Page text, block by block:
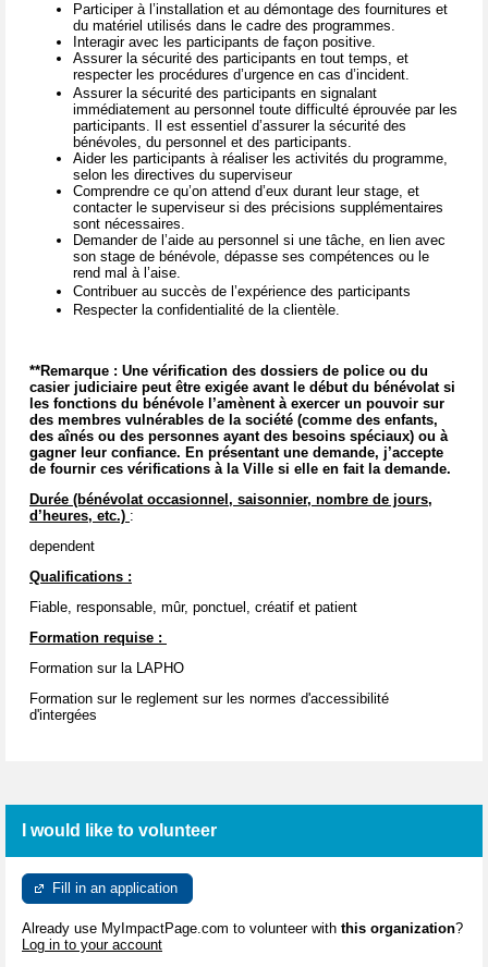
Participer à l’installation et au démontage des fournitures et
du matériel utilisés dans le cadre des programmes.
Interagir avec les participants de façon positive.
Assurer la sécurité des participants en tout temps, et
respecter les procédures d’urgence en cas d’incident.
Assurer la sécurité des participants en signalant
immédiatement au personnel toute difficulté éprouvée par les
participants. Il est essentiel d’assurer la sécurité des
bénévoles, du personnel et des participants.
Aider les participants à réaliser les activités du programme,
selon les directives du superviseur
Comprendre ce qu’on attend d’eux durant leur stage, et
contacter le superviseur si des précisions supplémentaires
sont nécessaires.
Demander de l’aide au personnel si une tâche, en lien avec
son stage de bénévole, dépasse ses compétences ou le
rend mal à l’aise.
Contribuer au succès de l’expérience des participants
Respecter la confidentialité de la clientèle.
**Remarque : Une vérification des dossiers de police ou du
casier judiciaire peut être exigée avant le début du bénévolat si
les fonctions du bénévole l’amènent à exercer un pouvoir sur
des membres vulnérables de la société (comme des enfants,
des aînés ou des personnes ayant des besoins spéciaux) ou à
gagner leur confiance. En présentant une demande, j’accepte
de fournir ces vérifications à la Ville si elle en fait la demande.
Durée (bénévolat occasionnel, saisonnier, nombre de jours,
d’heures, etc.) :
dependent
Qualifications :
Fiable, responsable, mûr, ponctuel, créatif et patient
Formation requise :
Formation sur la LAPHO
Formation sur le reglement sur les normes d'accessibilité
d'intergées
I would like to volunteer
Fill in an application
Already use MyImpactPage.com to volunteer with this organization?
Log in to your account